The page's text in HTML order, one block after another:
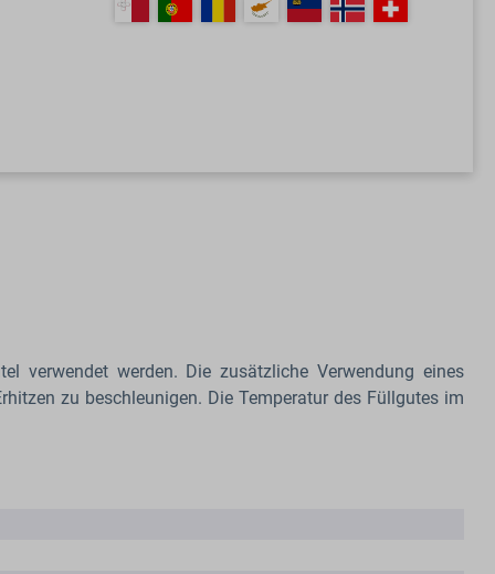
verwendet werden. Die zusätzliche Verwendung eines
zu beschleunigen. Die Temperatur des Füllgutes im